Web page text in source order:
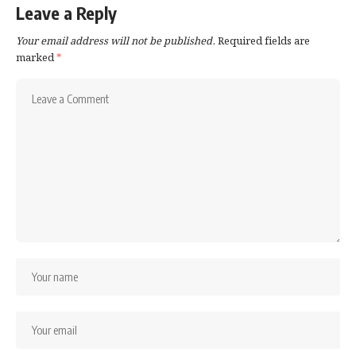
সৌদি আরবের অন্যতম গুরুত্বপূর্ণ
বিশ্বের বড় তেলরফতানি কেন্দ্রগুলিরমধ্যে অন্যতম
Leave a Reply
Your email address will not be published. Required fields are
marked*